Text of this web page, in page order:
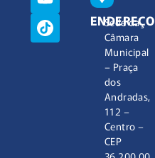
ENDEREÇO
Sede da
Câmara
Municipal
– Praça
dos
Andradas,
112 –
Centro –
CEP